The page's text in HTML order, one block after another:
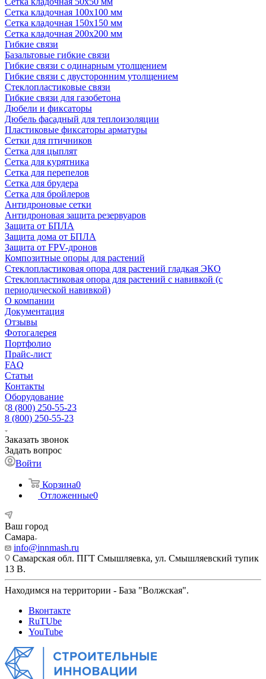
Сетка кладочная 100x100 мм
Сетка кладочная 150x150 мм
Сетка кладочная 200x200 мм
Гибкие связи
Базальтовые гибкие связи
Гибкие связи с одинарным утолщением
Гибкие связи с двусторонним утолщением
Стеклопластиковые связи
Гибкие связи для газобетона
Дюбели и фиксаторы
Дюбель фасадный для теплоизоляции
Пластиковые фиксаторы арматуры
Сетки для птичников
Сетка для цыплят
Сетка для курятника
Сетка для перепелов
Сетка для брудера
Сетка для бройлеров
Антидроновые сетки
Антидроновая защита резервуаров
Защита от БПЛА
Защита дома от БПЛА
Защита от FPV-дронов
Композитные опоры для растений
Стеклопластиковая опора для растений гладкая ЭКО
Стеклопластиковая опора для растений с навивкой (с
периодической навивкой)
О компании
Документация
Отзывы
Фотогалерея
Портфолио
Прайс-лист
FAQ
Статьи
Контакты
Оборудование
8 (800) 250-55-23
8 (800) 250-55-23
Заказать звонок
Задать вопрос
Войти
Корзина0
Отложенные0
Ваш город
Самара
info@innmash.ru
Самарская обл. ПГТ Смышляевка, ул. Смышляевский тупик
13 В.
Находимся на территории - База "Волжская".
Вконтакте
RuTUbe
YouTube